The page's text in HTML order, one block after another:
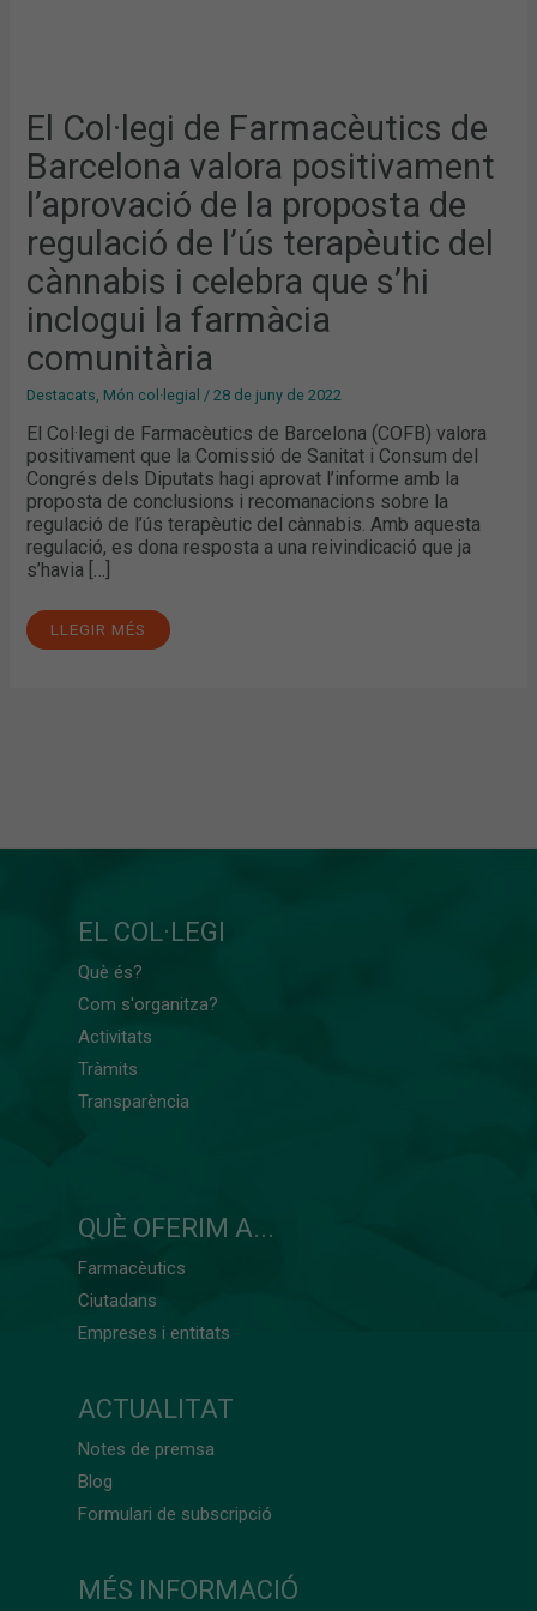
El Col·legi de Farmacèutics de
Barcelona valora positivament
l’aprovació de la proposta de
regulació de l’ús terapèutic del
cànnabis i celebra que s’hi
inclogui la farmàcia
comunitària
Destacats, Món col·legial /28 de juny de 2022
El Col·legi de Farmacèutics de Barcelona (COFB) valora
positivament que la Comissió de Sanitat i Consum del
Congrés dels Diputats hagi aprovat l’informe amb la
proposta de conclusions i recomanacions sobre la
regulació de l’ús terapèutic del cànnabis. Amb aquesta
regulació, es dona resposta a una reivindicació que ja
s’havia […]
INCLOGUI
LA
FARMÀCIA
COMUNITÀRIA
LLEGIR MÉS
EL COL·LEGI
Què és?
Com s'organitza?
Activitats
Tràmits
Transparència
QUÈ OFERIM A...
Farmacèutics
Ciutadans
Empreses i entitats
ACTUALITAT
Notes de premsa
Blog
Formulari de subscripció
MÉS INFORMACIÓ